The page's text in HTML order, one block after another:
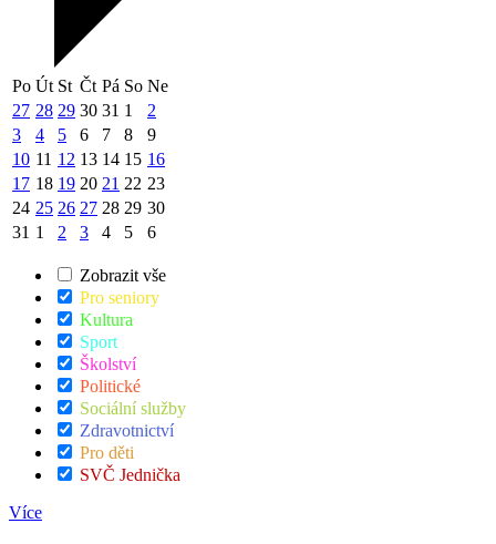
Po Út St Čt Pá So Ne
27 28 29 30 31 1
2
3
4 5 6 7 8
9
10 11 12 13 14 15 16
17 18 19 20 21 22 23
24 25 26 27 28 29 30
31 1 2 3 4 5 6
Zobrazit vše
Pro seniory
Kultura
Sport
Školství
Politické
Sociální služby
Zdravotnictví
Pro děti
SVČ Jednička
Více